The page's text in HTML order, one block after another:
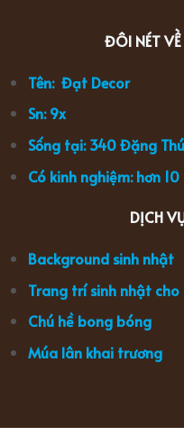
ĐÔI NÉT VỀ
Tên: Đạt Decor
Sn: 9x
Sống tại: 340 Đặng
Có kinh nghiệm: hơn
DỊCH
Background sinh nhật
Trang trí sinh nhật cho
Chú hề bong bóng
Múa lân khai trương